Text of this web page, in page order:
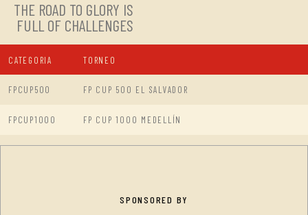
THE ROAD TO GLORY IS
FULL OF CHALLENGES
CATEGORIA TORNEO
FPCUP500 FP CUP 500 EL SALVADOR
FPCUP1000 FP CUP 1000 MEDELLÍN
SPONSORED BY